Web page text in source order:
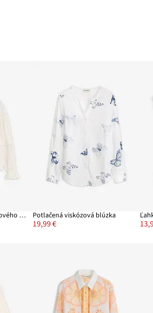
Blúzka z jemného viskózového mixu Potlačená viskózová blúzka
19,99 €